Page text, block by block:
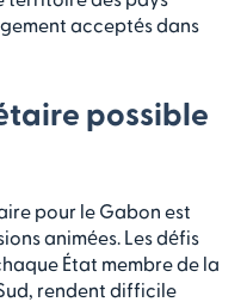
acceptés dans
possible
pour le Gabon est
animées. Les défis
État membre de la
rendent difficile